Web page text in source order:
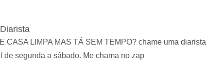
CASA LIMPA MAS TÁ SEM TEMPO? chame uma
de segunda a sábado. Me chama no zap